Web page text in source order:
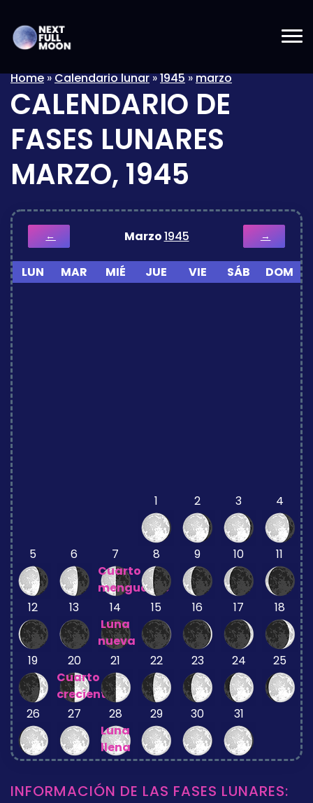
Home»Calendario lunar»1945»marzo
CALENDARIO DE
FASES LUNARES
MARZO, 1945
← Marzo1945 →
LUN MAR MIÉ JUE VIE SÁB DOM
1 2 3 4
5 6
7
Cuarto
menguante
8 9 10 11
12 13
14
Luna
nueva
15 16 17 18
19
20
Cuarto
creciente
21 22 23 24 25
26 27
28
Luna
llena
29 30 31
INFORMACIÓN DE LAS FASES LUNARES: